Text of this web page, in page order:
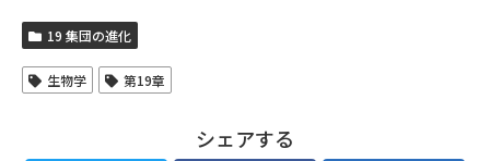
19 集団の進化
生物学 第19章
シェアする